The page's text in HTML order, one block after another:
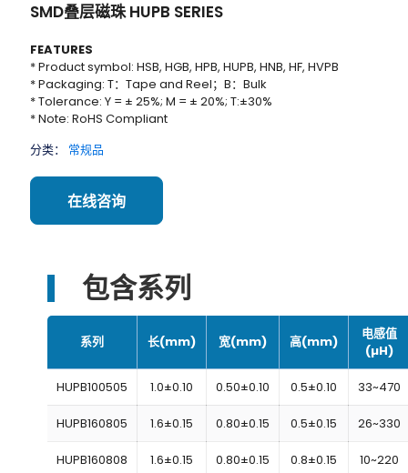
SMD叠层磁珠 HUPB SERIES
FEATURES
* Product symbol: HSB, HGB, HPB, HUPB, HNB, HF, HVPB
* Packaging: T：Tape and Reel；B：Bulk
* Tolerance: Y = ± 25%; M = ± 20%; T:±30%
* Note: RoHS Compliant
分类： 常规品
在线咨询
包含系列
系列 长(mm) 宽(mm) 高(mm)
电感值
(µH)
HUPB100505 1.0±0.10 0.50±0.10 0.5±0.10 33~470
HUPB160805 1.6±0.15 0.80±0.15 0.5±0.15 26~330
HUPB160808 1.6±0.15 0.80±0.15 0.8±0.15 10~220